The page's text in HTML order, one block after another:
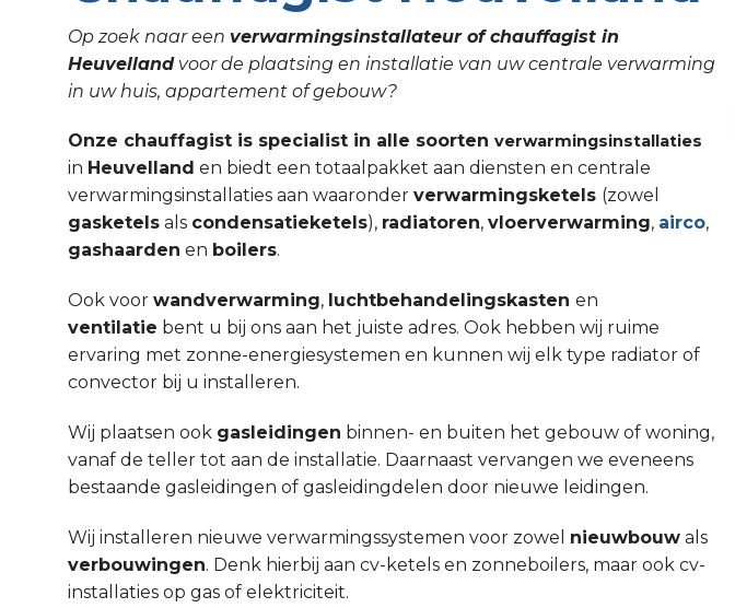
Op zoek naar een verwarmingsinstallateur of chauffagist in
Heuvellandvoor de plaatsing en installatie van uw centrale verwarming
in uw huis, appartement of gebouw?
Onze chauffagist is specialist in alle soorten verwarmingsinstallaties
in Heuvelland en biedt een totaalpakket aan diensten en centrale
verwarmingsinstallaties aan waaronder verwarmingsketels (zowel
gasketels als condensatieketels), radiatoren, vloerverwarming, airco,
gashaarden en boilers.
Ook voor wandverwarming, luchtbehandelingskasten en
ventilatie bent u bij ons aan het juiste adres. Ook hebben wij ruime
ervaring met zonne-energiesystemen en kunnen wij elk type radiator of
convector bij u installeren.
Wij plaatsen ook gasleidingen binnen- en buiten het gebouw of woning,
vanaf de teller tot aan de installatie. Daarnaast vervangen we eveneens
bestaande gasleidingen of gasleidingdelen door nieuwe leidingen.
Wij installeren nieuwe verwarmingssystemen voor zowel nieuwbouw als
verbouwingen. Denk hierbij aan cv-ketels en zonneboilers, maar ook cv-
installaties op gas of elektriciteit.